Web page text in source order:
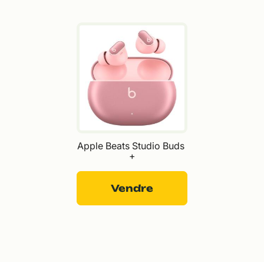
Apple Beats Studio Buds
+
Vendre